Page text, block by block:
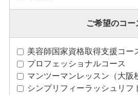
ご希望のコー
美容師国家資格取得支援コー
プロフェッショナルコース
マンツーマンレッスン（大阪
シンプリフィーラッシュリフ